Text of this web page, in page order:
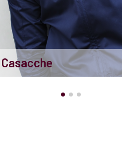
Casacche